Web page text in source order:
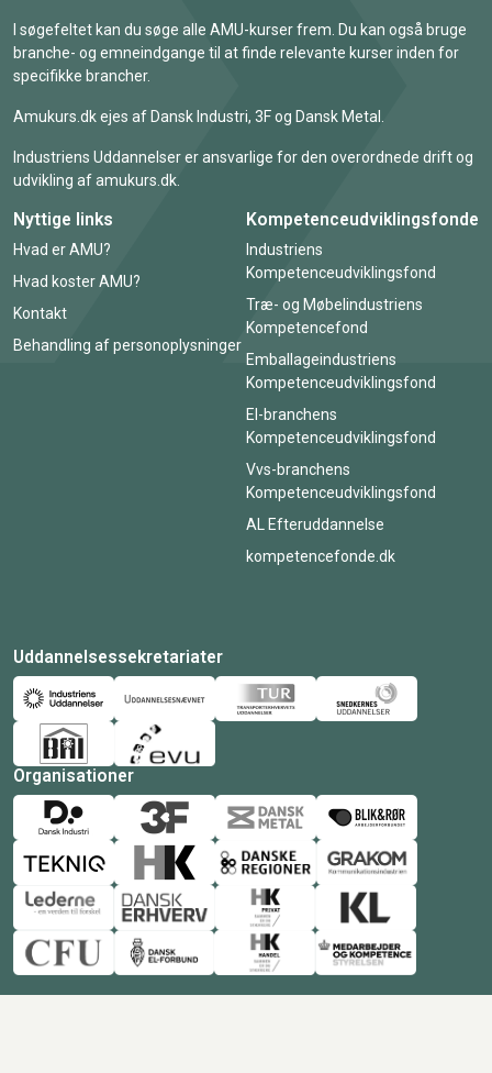
I søgefeltet kan du søge alle AMU-kurser frem. Du kan også bruge
branche- og emneindgange til at finde relevante kurser inden for
specifikke brancher.
Amukurs.dk ejes af Dansk Industri, 3F og Dansk Metal.
Industriens Uddannelser er ansvarlige for den overordnede drift og
udvikling af amukurs.dk.
Nyttige links
Hvad er AMU?
Hvad koster AMU?
Kontakt
Behandling af personoplysninger
Kompetenceudviklingsfonde
Industriens
Kompetenceudviklingsfond
Træ- og Møbelindustriens
Kompetencefond
Emballageindustriens
Kompetenceudviklingsfond
El-branchens
Kompetenceudviklingsfond
Vvs-branchens
Kompetenceudviklingsfond
AL Efteruddannelse
kompetencefonde.dk
Uddannelsessekretariater
Organisationer